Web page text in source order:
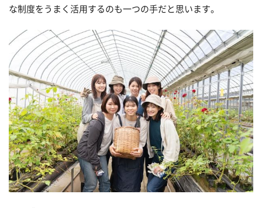
な制度をうまく活用するのも一つの手だと思います。